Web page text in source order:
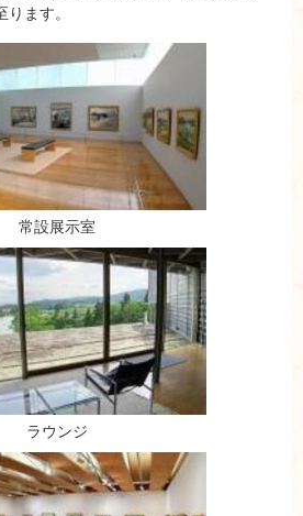
ます。
常設展示室
ラウンジ